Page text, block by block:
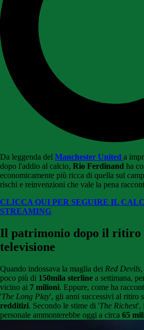
Da leggenda del Manchester United a
dopo l'addio al calcio, Rio Ferdinand ha
economicamente più ricca di quella sul
rischi e reinvenzioni che vale la pena
CLICCA QUI PER SEGUIRE IL
STREAMING
Il patrimonio dopo il ritiro
televisione
Quando indossava la maglia dei Red Devils,
poco più di 150mila sterline a settimana,
vicino ai 7 milioni. Eppure, come ha
'The Long Play', gli anni successivi al ritiro
redditizi. Secondo le stime di 'The Richest',
personale ammonterebbe oggi a circa 65